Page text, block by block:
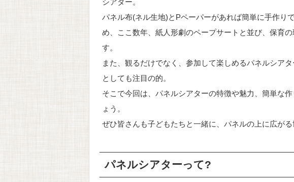
シアター。
パネル布(ネル生地)とPペーパーがあれば簡単に手作り
め、ここ数年、紙人形劇のペープサートと並び、保育
す。
また、観るだけでなく、参加して楽しめるパネルシア
としても注目の的。
そこで今回は、パネルシアターの特徴や魅力、簡単な
ょう。
ぜひ皆さんも子どもたちと一緒に、パネルの上に広が
パネルシアターって?